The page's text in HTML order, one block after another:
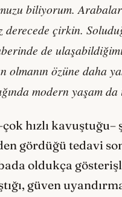
biliyorum.
çirkin.
de
özüne daha
modern yaşam
hızlı kavuştuğu–
gördüğü tedavi
oldukça
güven